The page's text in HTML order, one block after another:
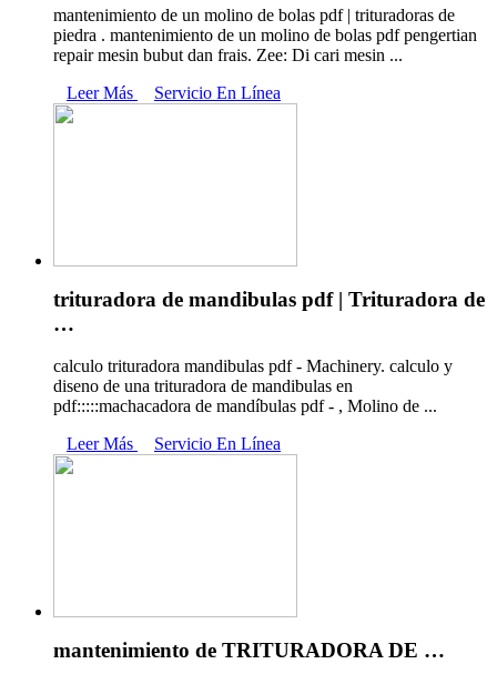
mantenimiento de un molino de bolas pdf | trituradoras de
piedra . mantenimiento de un molino de bolas pdf pengertian
repair mesin bubut dan frais. Zee: Di cari mesin ...
Leer Más
Servicio En Línea
trituradora de mandibulas pdf | Trituradora de
…
calculo trituradora mandibulas pdf - Machinery. calculo y
diseno de una trituradora de mandibulas en
pdf:::::machacadora de mandíbulas pdf - , Molino de ...
Leer Más
Servicio En Línea
mantenimiento de TRITURADORA DE …